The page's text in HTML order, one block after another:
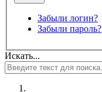
Забыли логин?
Забыли пароль?
Искать...